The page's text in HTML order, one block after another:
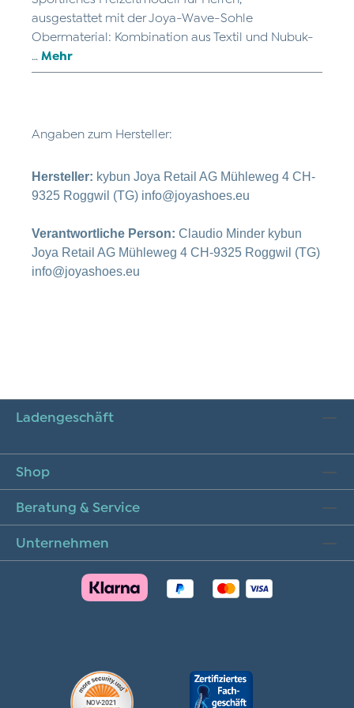
ausgestattet mit der Joya-Wave-Sohle
Obermaterial: Kombination aus Textil und Nubuk-
Mehr
Angaben zum Hersteller:
Hersteller: kybun Joya Retail AG Mühleweg 4 CH-
9325 Roggwil (TG) info@joyashoes.eu
Verantwortliche Person: Claudio Minder kybun
Joya Retail AG Mühleweg 4 CH-9325 Roggwil (TG)
info@joyashoes.eu
Ladengeschäft
Shop
Beratung & Service
Unternehmen